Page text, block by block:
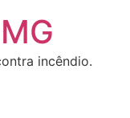
incêndio.